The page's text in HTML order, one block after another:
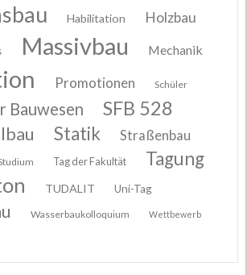
Habilitation Holzbau
Massivbau Mechanik
Promotionen Schüler
Bauwesen SFB 528
Statik Straßenbau
Tag der Fakultät Tagung
TUDALIT Uni-Tag
Wasserbaukolloquium Wettbewerb